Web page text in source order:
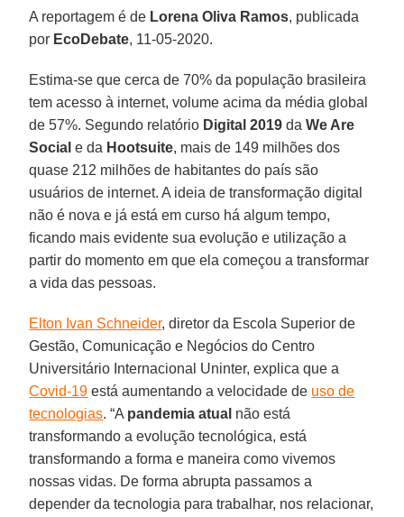
A reportagem é de Lorena Oliva Ramos, publicada
por EcoDebate, 11-05-2020.
Estima-se que cerca de 70% da população brasileira
tem acesso à internet, volume acima da média global
de 57%. Segundo relatório Digital 2019 da We Are
Social e da Hootsuite, mais de 149 milhões dos
quase 212 milhões de habitantes do país são
usuários de internet. A ideia de transformação digital
não é nova e já está em curso há algum tempo,
ficando mais evidente sua evolução e utilização a
partir do momento em que ela começou a transformar
a vida das pessoas.
Elton Ivan Schneider, diretor da Escola Superior de
Gestão, Comunicação e Negócios do Centro
Universitário Internacional Uninter, explica que a
Covid-19 está aumentando a velocidade de uso de
tecnologias. “A pandemia atual não está
transformando a evolução tecnológica, está
transformando a forma e maneira como vivemos
nossas vidas. De forma abrupta passamos a
depender da tecnologia para trabalhar, nos relacionar,